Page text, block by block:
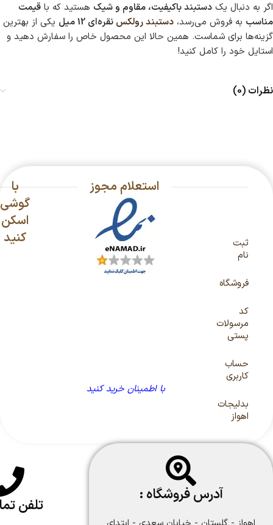
اگر به دنبال یک دستبند باکیفیت، مقاوم و شیک هستید که با قیمت
مناسب به فروش می‌رسد، دستبند رولکس نقره‌ای 12 میل
یکی از بهترین
گزینه‌ها برای شماست. همین حالا این محصول خاص را سفارش دهید و
استایل خود را کامل کنید!
نظرات (0)
ثبت
نام
فروشگاه
کد
مرسولات
پستی
حساب
کاربری
بدلیجات
اهواز
استعلام مجوز
با اطمینان خرید کنید
با
گوشی
اسکن
کنید
آدرس فروشگاه :
تلفن